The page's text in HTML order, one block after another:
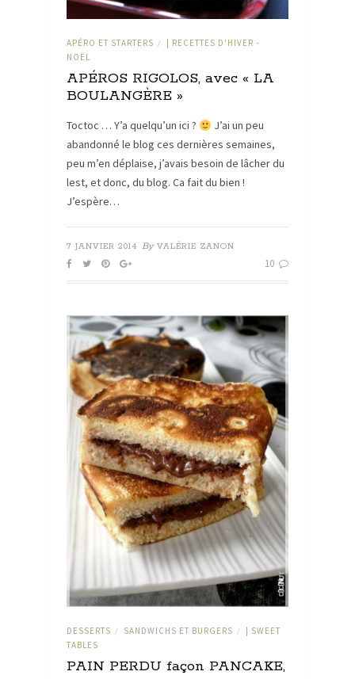
APÉRO ET STARTERS /
| RECETTES D'HIVER -
NOËL
APÉROS RIGOLOS, avec « LA
BOULANGÈRE »
Toctoc … Y’a quelqu’un ici ?
J’ai un peu
abandonné le blog ces dernières semaines,
peu m’en déplaise, j’avais besoin de lâcher du
lest, et donc, du blog. Ca fait du bien !
J’espère…
7 JANVIER 2014 By VALÉRIE ZANON
10
DESSERTS / SANDWICHS ET BURGERS /
| SWEET
TABLES
PAIN PERDU façon PANCAKE,